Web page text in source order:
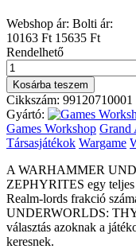
Webshop ár: Bolti ár:
10163 Ft 15635 Ft
Rendelhető
WARHAMMER
UNDERWORLDS:
THYRIELLE'S
ZEPHYRITES
mennyiség
Kosárba teszem
Cikkszám: 99120710001
Gyártó:
Games Workshop Grand
Társasjátékok Wargame
A WARHAMMER
ZEPHYRITES egy
Realm-lords frakció
UNDERWORLDS:
választás azoknak a
keresnek.